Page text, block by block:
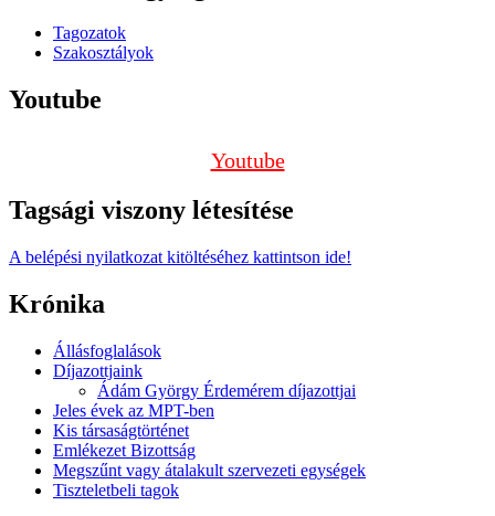
Tagozatok
Szakosztályok
Youtube
Youtube
Tagsági viszony létesítése
A belépési nyilatkozat kitöltéséhez kattintson ide!
Krónika
Állásfoglalások
Díjazottjaink
Ádám György Érdemérem díjazottjai
Jeles évek az MPT-ben
Kis társaságtörténet
Emlékezet Bizottság
Megszűnt vagy átalakult szervezeti egységek
Tiszteletbeli tagok